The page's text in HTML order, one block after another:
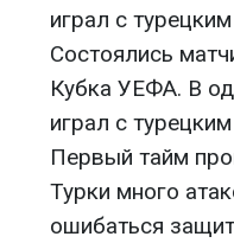
играл с
Состоялись
Кубка УЕФА. В
играл с
Первый тайм
Турки много
ошибаться